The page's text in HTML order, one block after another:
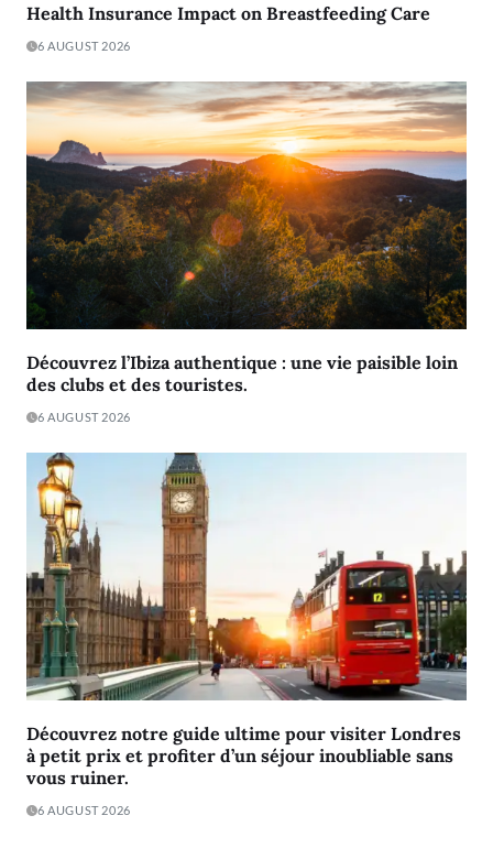
Health Insurance Impact on Breastfeeding Care
6 AUGUST 2026
Découvrez l’Ibiza authentique : une vie paisible loin
des clubs et des touristes.
6 AUGUST 2026
Découvrez notre guide ultime pour visiter Londres
à petit prix et profiter d’un séjour inoubliable sans
vous ruiner.
6 AUGUST 2026